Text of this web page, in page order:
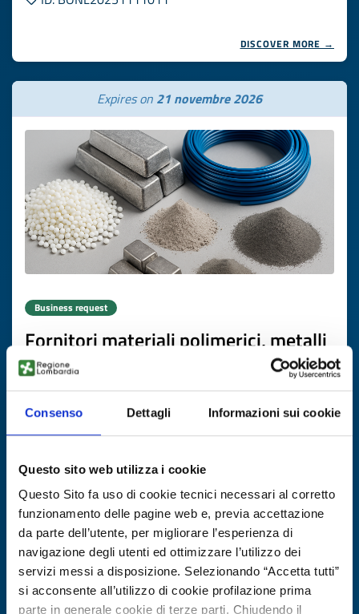
Consenso Dettagli Informazioni sui cookie
Questo sito web utilizza i cookie
Questo Sito fa uso di cookie tecnici necessari al corretto
funzionamento delle pagine web e, previa accettazione
da parte dell’utente, per migliorare l’esperienza di
navigazione degli utenti ed ottimizzare l’utilizzo dei
servizi messi a disposizione. Selezionando “Accetta tutti”
si acconsente all’utilizzo di cookie profilazione prima
parte in generale cookie di terze parti. Chiudendo il
DISCOVER MORE →
Expires on 21 novembre 2026
Business request
Fornitori materiali polimerici, metalli
e filamenti 3D
ID: BRME20251112012
DISCOVER MORE →
Expires on26 novembre 2026